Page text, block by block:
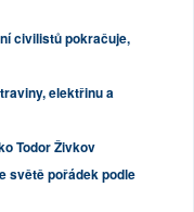
civilistů pokračuje,
elektřinu a
Todor Živkov
světě pořádek podle